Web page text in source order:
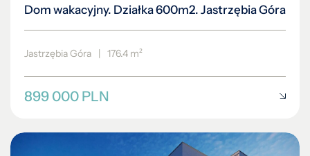
Dom wakacyjny. Działka 600m2. Jastrzębia Góra
Jastrzębia Góra | 176.4 m²
899 000 PLN